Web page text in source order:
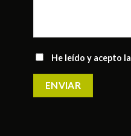
He leído y acepto la